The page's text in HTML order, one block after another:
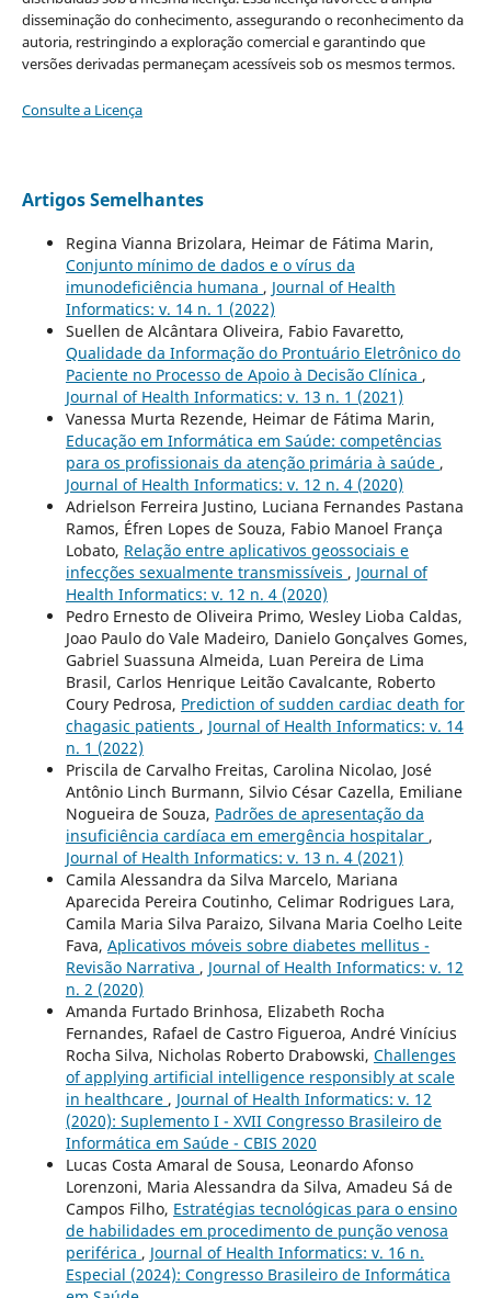
disseminação do conhecimento, assegurando o reconhecimento da
autoria, restringindo a exploração comercial e garantindo que
versões derivadas permaneçam acessíveis sob os mesmos termos.
Consulte a Licença
Artigos Semelhantes
Regina Vianna Brizolara, Heimar de Fátima Marin,
Conjunto mínimo de dados e o vírus da
imunodeficiência humana , Journal of Health
Informatics: v. 14 n. 1 (2022)
Suellen de Alcântara Oliveira, Fabio Favaretto,
Qualidade da Informação do Prontuário Eletrônico do
Paciente no Processo de Apoio à Decisão Clínica ,
Journal of Health Informatics: v. 13 n. 1 (2021)
Vanessa Murta Rezende, Heimar de Fátima Marin,
Educação em Informática em Saúde: competências
para os profissionais da atenção primária à saúde ,
Journal of Health Informatics: v. 12 n. 4 (2020)
Adrielson Ferreira Justino, Luciana Fernandes Pastana
Ramos, Éfren Lopes de Souza, Fabio Manoel França
Lobato, Relação entre aplicativos geossociais e
infecções sexualmente transmissíveis , Journal of
Health Informatics: v. 12 n. 4 (2020)
Pedro Ernesto de Oliveira Primo, Wesley Lioba Caldas,
Joao Paulo do Vale Madeiro, Danielo Gonçalves Gomes,
Gabriel Suassuna Almeida, Luan Pereira de Lima
Brasil, Carlos Henrique Leitão Cavalcante, Roberto
Coury Pedrosa, Prediction of sudden cardiac death for
chagasic patients , Journal of Health Informatics: v. 14
n. 1 (2022)
Priscila de Carvalho Freitas, Carolina Nicolao, José
Antônio Linch Burmann, Silvio César Cazella, Emiliane
Nogueira de Souza, Padrões de apresentação da
insuficiência cardíaca em emergência hospitalar ,
Journal of Health Informatics: v. 13 n. 4 (2021)
Camila Alessandra da Silva Marcelo, Mariana
Aparecida Pereira Coutinho, Celimar Rodrigues Lara,
Camila Maria Silva Paraizo, Silvana Maria Coelho Leite
Fava, Aplicativos móveis sobre diabetes mellitus -
Revisão Narrativa , Journal of Health Informatics: v. 12
n. 2 (2020)
Amanda Furtado Brinhosa, Elizabeth Rocha
Fernandes, Rafael de Castro Figueroa, André Vinícius
Rocha Silva, Nicholas Roberto Drabowski, Challenges
of applying artificial intelligence responsibly at scale
in healthcare , Journal of Health Informatics: v. 12
(2020): Suplemento I - XVII Congresso Brasileiro de
Informática em Saúde - CBIS 2020
Lucas Costa Amaral de Sousa, Leonardo Afonso
Lorenzoni, Maria Alessandra da Silva, Amadeu Sá de
Campos Filho, Estratégias tecnológicas para o ensino
de habilidades em procedimento de punção venosa
periférica , Journal of Health Informatics: v. 16 n.
Especial (2024): Congresso Brasileiro de Informática